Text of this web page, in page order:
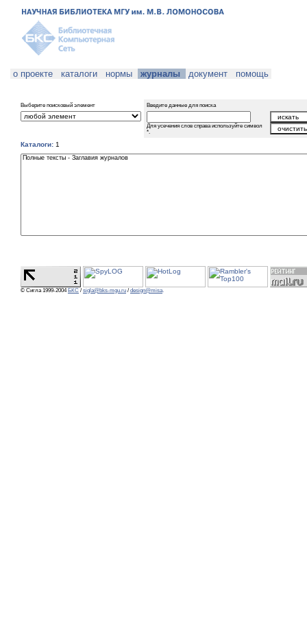
о проекте каталоги нормы журналы документ помощь
Выберите поисковый элемент Введите данные для поиска
Для усечения слов справа используйте символ
*.
Каталоги: 1
© Сигла 1999-2004 БКС / sigla@bks-mgu.ru / design@misa.